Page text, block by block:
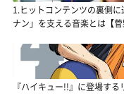
1.ヒットコンテンツの裏側
ナン」を支える音楽とは【菅
『ハイキュー!!』に登場する